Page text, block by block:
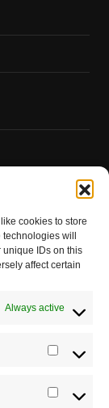
cookies to store
will
IDs on this
affect certain
Always active